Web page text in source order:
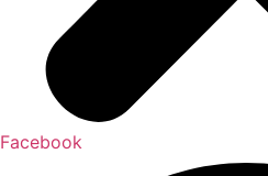
Facebook